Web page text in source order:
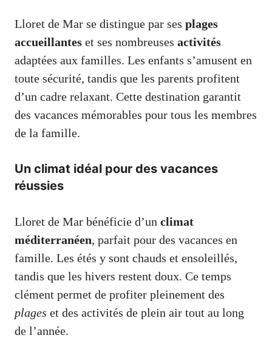
Lloret de Mar se distingue par ses plages
accueillantes et ses nombreuses activités
adaptées aux familles. Les enfants s’amusent en
toute sécurité, tandis que les parents profitent
d’un cadre relaxant. Cette destination garantit
des vacances mémorables pour tous les membres
de la famille.
Un climat idéal pour des vacances
réussies
Lloret de Mar bénéficie d’un climat
méditerranéen, parfait pour des vacances en
famille. Les étés y sont chauds et ensoleillés,
tandis que les hivers restent doux. Ce temps
clément permet de profiter pleinement des
plages et des activités de plein air tout au long
de l’année.